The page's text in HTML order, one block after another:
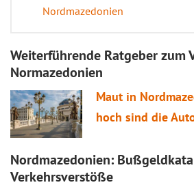
Nordmazedonien
Weiterführende Ratgeber zum
Normazedonien
Maut in
hoch sind die
Nordmazedonien:
Verkehrsverstöße